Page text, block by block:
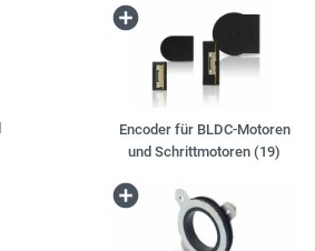
Encoder für BLDC-Motoren
und Schrittmotoren (19)